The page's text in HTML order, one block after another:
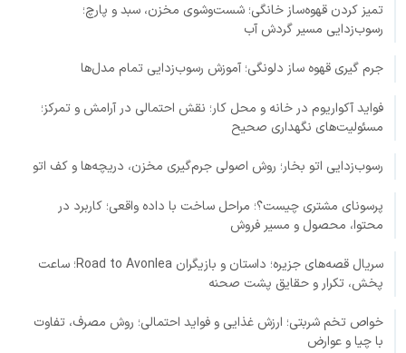
تمیز کردن قهوه‌ساز خانگی؛ شست‌وشوی مخزن، سبد و پارچ؛
رسوب‌زدایی مسیر گردش آب
جرم گیری قهوه ساز دلونگی؛ آموزش رسوب‌زدایی تمام مدل‌ها
فواید آکواریوم در خانه و محل کار؛ نقش احتمالی در آرامش و تمرکز؛
مسئولیت‌های نگهداری صحیح
رسوب‌زدایی اتو بخار؛ روش اصولی جرم‌گیری مخزن، دریچه‌ها و کف اتو
پرسونای مشتری چیست؟؛ مراحل ساخت با داده واقعی؛ کاربرد در
محتوا، محصول و مسیر فروش
سریال قصه‌های جزیره؛ داستان و بازیگران Road to Avonlea؛ ساعت
پخش، تکرار و حقایق پشت صحنه
خواص تخم شربتی؛ ارزش غذایی و فواید احتمالی؛ روش مصرف، تفاوت
با چیا و عوارض